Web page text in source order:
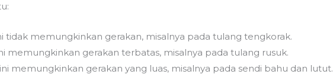
tidak memungkinkan gerakan, misalnya pada tulang tengkorak.
memungkinkan gerakan terbatas, misalnya pada tulang rusuk.
memungkinkan gerakan yang luas, misalnya pada sendi bahu dan lutut.